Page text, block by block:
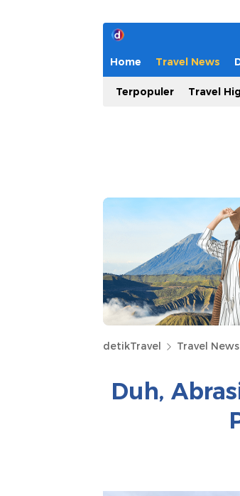
Home Travel News
Terpopuler Travel
detikTravel Travel News
Duh,